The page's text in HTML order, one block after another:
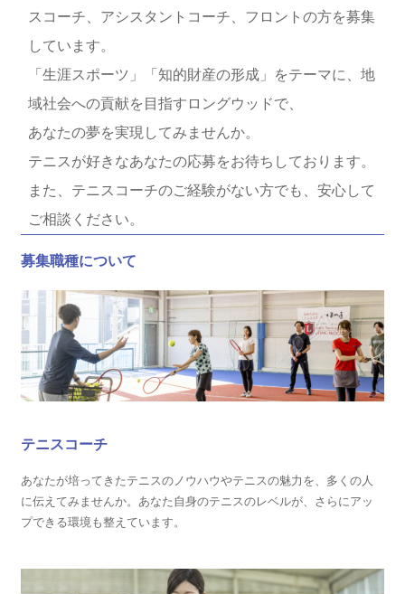
スコーチ、アシスタントコーチ、フロントの方を募集
しています。
「生涯スポーツ」「知的財産の形成」をテーマに、地
域社会への貢献を目指すロングウッドで、
あなたの夢を実現してみませんか。
テニスが好きなあなたの応募をお待ちしております。
また、テニスコーチのご経験がない方でも、安心して
ご相談ください。
募集職種について
テニスコーチ
あなたが培ってきたテニスのノウハウやテニスの魅力を、多くの人
に伝えてみませんか。あなた自身のテニスのレベルが、さらにアッ
プできる環境も整えています。